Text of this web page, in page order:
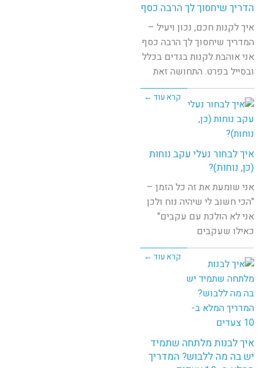
הדריך שיחסוך לך הרבה כסף
איך לקנות חכם, נכון ויעיל –
המדריך שיחסוך לך הרבה כסף
אני אוהבת לקנות בגדים בכלל
ובסייל בפרט. התחושה זאת
קרא עוד ←
איך לבחור נעלי עקב נוחות
(כן, נוחות)?
אני שומעת את זה כל הזמן –
"הכי חשוב לי שיהיה נוח ולכן
אני לא הולכת עם עקבים"
כאילו שעקבים
קרא עוד ←
איך לבנות מלתחה שתמיד
יש בה מה ללבוש? המדריך